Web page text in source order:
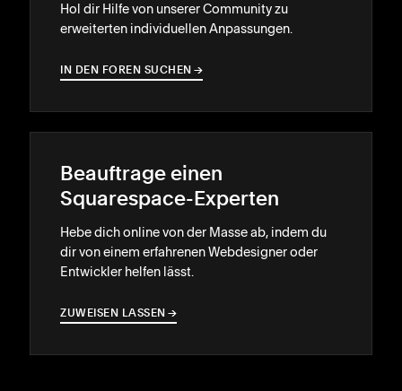
Hol dir Hilfe von unserer Community zu
erweiterten individuellen Anpassungen.
IN DEN FOREN SUCHEN →
→
Beauftrage einen
Squarespace-Experten
Hebe dich online von der Masse ab, indem du
dir von einem erfahrenen Webdesigner oder
Entwickler helfen lässt.
ZUWEISEN LASSEN →
→